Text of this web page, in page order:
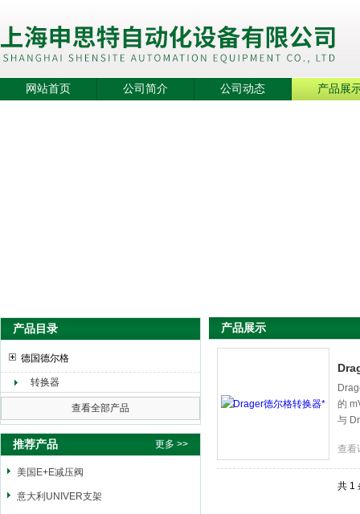
上海申思特自动化设备有限公司
网站首页 公司简介 公司动态 产品展
产品目录
德国德尔格
转换器
查看全部产品
推荐产品 更多 >>
美国E+E减压阀
意大利UNIVER支架
产品展示
的
与
查看
共 1